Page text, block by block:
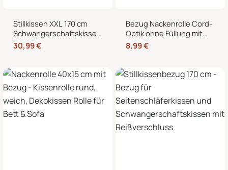
Stillkissen XXL 170 cm
Schwangerschaftskissen
Seitenschläferkissen U-
Form – Lagerungskissen
abnehmbarem Bezug
30,99€
Bezug Nackenrolle Cord-
Optik ohne Füllung mit
Reißverschluss 40 x 15
cm – Ersatzbezug für
Kissenrollen
8,99€